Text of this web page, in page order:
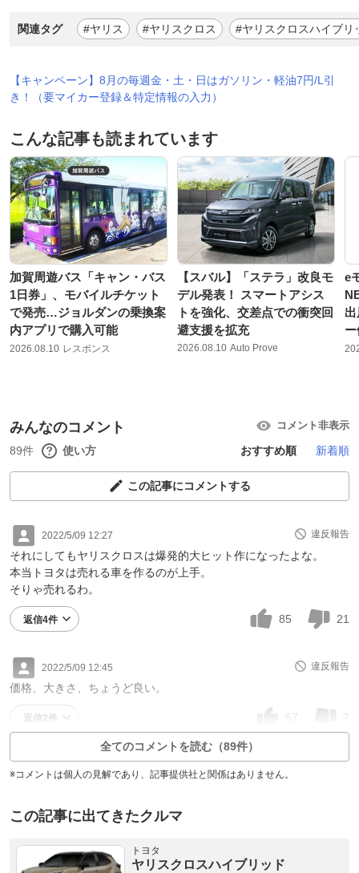
関連タグ #ヤリス #ヤリスクロス #ヤリスクロスハイブリ
【キャンペーン】8月の毎週金・土・日はガソリン・軽油7円/L引
き！（要マイカー登録＆特定情報の入力）
こんな記事も読まれています
加賀周遊バス「キャン・バス
1日券」、モバイルチケット
で発売…ジョルダンの乗換案
内アプリで購入可能
2026.08.10 レスポンス
【スバル】「ステラ」改良モ
デル発表！ スマートアシス
トを強化、交差点での衝突回
避支援を拡充
2026.08.10 Auto Prove
e
みんなのコメント コメント非表示
89件 使い方 おすすめ順 新着順
この記事にコメントする
2022/5/09 12:27 違反報告
それにしてもヤリスクロスは爆発的大ヒット作になったよな。
本当トヨタは売れる車を作るのが上手。
そりゃ売れるわ。
返信4件 85 21
2022/5/09 12:45 違反報告
価格、大きさ、ちょうど良い。
返信2件 57 7
全てのコメントを読む（89件）
※コメントは個人の見解であり、記事提供社と関係はありません。
この記事に出てきたクルマ
トヨタ
ヤリスクロスハイブリッド